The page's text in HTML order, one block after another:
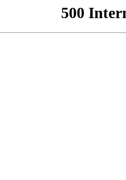
500